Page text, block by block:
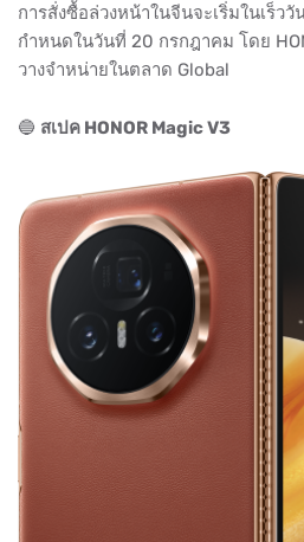
การสั่งซื้อล่วงหน้าในจีนจะเริ่มในเร็ว
กำหนดในวันที่ 20 กรกฎาคม โดย
วางจำหน่ายในตลาด Global
🔵 สเปค HONOR Magic V3